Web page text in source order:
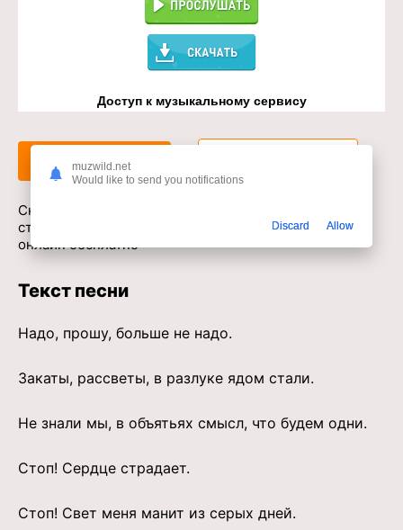
Доступ к музыкальному сервису
Слушать
Скачать песню Рустам Нахушев - Стоп сердце
страдает стоп свет меня манит в mp3 или слушать
онлайн бесплатно
Текст песни
Надо, прошу, больше не надо.
Закаты, рассветы, в разлуке ядом стали.
Не знали мы, в объятьях смысл, что будем одни.
Стоп! Сердце страдает.
Стоп! Свет меня манит из серых дней.
muzwild.net
Would like to send you notifications
Discard Allow